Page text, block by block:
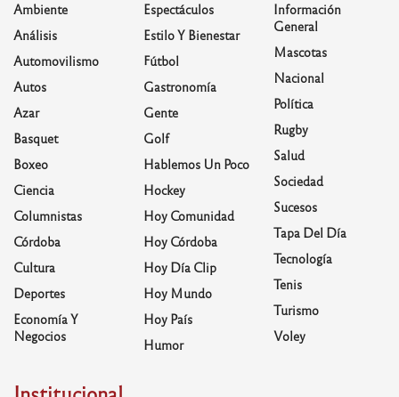
Ambiente
Análisis
Automovilismo
Autos
Azar
Basquet
Boxeo
Ciencia
Columnistas
Córdoba
Cultura
Deportes
Economía Y
Negocios
Espectáculos
Estilo Y Bienestar
Fútbol
Gastronomía
Gente
Golf
Hablemos Un Poco
Hockey
Hoy Comunidad
Hoy Córdoba
Hoy Día Clip
Hoy Mundo
Hoy País
Humor
Información
General
Mascotas
Nacional
Política
Rugby
Salud
Sociedad
Sucesos
Tapa Del Día
Tecnología
Tenis
Turismo
Voley